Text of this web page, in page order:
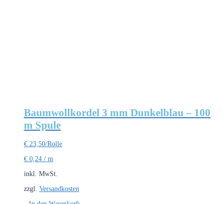
Baumwollkordel 3 mm Dunkelblau – 100
m Spule
€ 23,50/Rolle
€ 0,24 / m
inkl. MwSt.
zzgl. Versandkosten